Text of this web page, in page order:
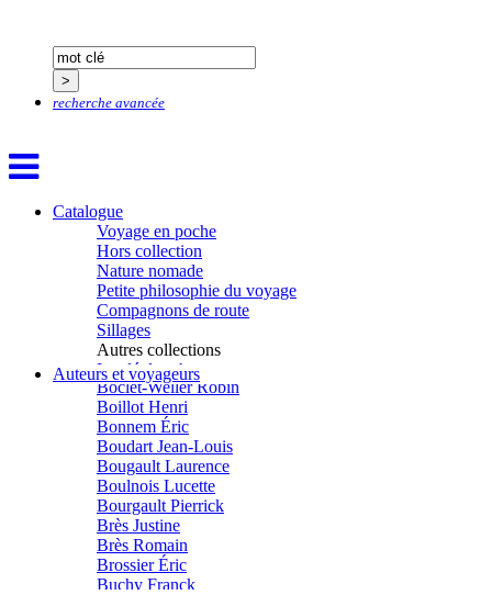
recherche avancée
Catalogue
Voyage en poche
Hors collection
Nature nomade
Petite philosophie du voyage
Compagnons de route
Sillages
Autres collections
La clé des champs
Chemins d’étoiles
Visions
Auteurs et voyageurs
Baujard Jacques
Bazin Sylvain
Bellec Hervé
Bertrandy Antoine
Bezsonov Youri
Bideau Michel-Cosme
Billard Yannick
Blanchet Anne-Lise
Bluntzer Christophe
Bobin Mathieu
Boch Anne-Laure
Boch Julie
Boclet-Weller Robin
Boillot Henri
Bonnem Éric
Boudart Jean-Louis
Bougault Laurence
Boulnois Lucette
Bourgault Pierrick
Brès Justine
Brès Romain
Brossier Éric
Buchy Franck